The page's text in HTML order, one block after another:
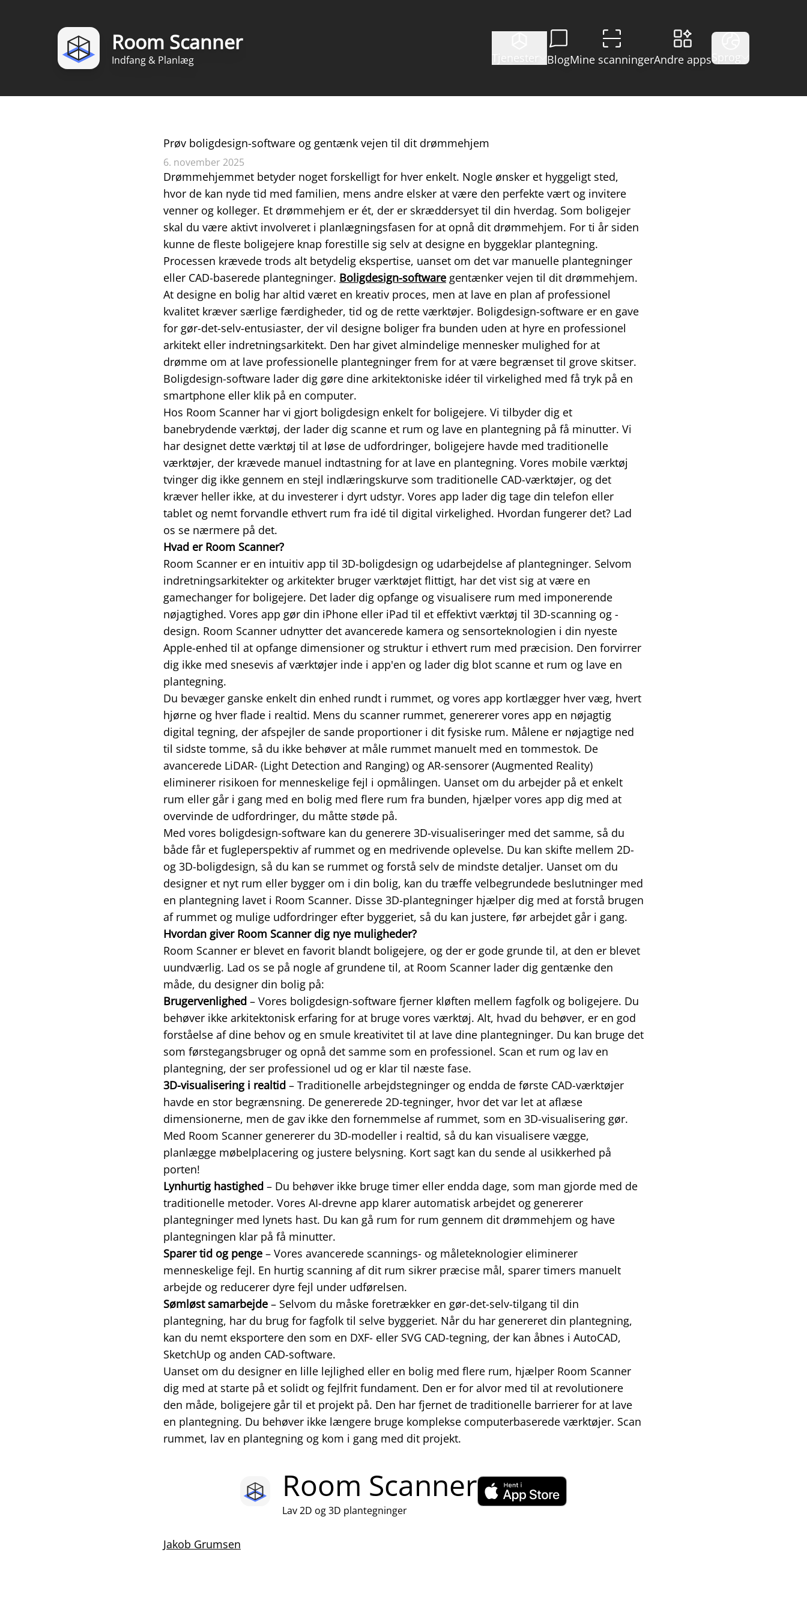
Room Scanner
Indfang & Planlæg Tjenester BlogMine scanningerAndre appsSprog
Prøv boligdesign-software og gentænk vejen til dit drømmehjem
6. november 2025
Drømmehjemmet betyder noget forskelligt for hver enkelt. Nogle ønsker et hyggeligt sted,
hvor de kan nyde tid med familien, mens andre elsker at være den perfekte vært og invitere
venner og kolleger. Et drømmehjem er ét, der er skræddersyet til din hverdag. Som boligejer
skal du være aktivt involveret i planlægningsfasen for at opnå dit drømmehjem. For ti år siden
kunne de fleste boligejere knap forestille sig selv at designe en byggeklar plantegning.
Processen krævede trods alt betydelig ekspertise, uanset om det var manuelle plantegninger
eller CAD-baserede plantegninger. Boligdesign-software gentænker vejen til dit drømmehjem.
At designe en bolig har altid været en kreativ proces, men at lave en plan af professionel
kvalitet kræver særlige færdigheder, tid og de rette værktøjer. Boligdesign-software er en gave
for gør-det-selv-entusiaster, der vil designe boliger fra bunden uden at hyre en professionel
arkitekt eller indretningsarkitekt. Den har givet almindelige mennesker mulighed for at
drømme om at lave professionelle plantegninger frem for at være begrænset til grove skitser.
Boligdesign-software lader dig gøre dine arkitektoniske idéer til virkelighed med få tryk på en
smartphone eller klik på en computer.
Hos Room Scanner har vi gjort boligdesign enkelt for boligejere. Vi tilbyder dig et
banebrydende værktøj, der lader dig scanne et rum og lave en plantegning på få minutter. Vi
har designet dette værktøj til at løse de udfordringer, boligejere havde med traditionelle
værktøjer, der krævede manuel indtastning for at lave en plantegning. Vores mobile værktøj
tvinger dig ikke gennem en stejl indlæringskurve som traditionelle CAD-værktøjer, og det
kræver heller ikke, at du investerer i dyrt udstyr. Vores app lader dig tage din telefon eller
tablet og nemt forvandle ethvert rum fra idé til digital virkelighed. Hvordan fungerer det? Lad
os se nærmere på det.
Hvad er Room Scanner?
Room Scanner er en intuitiv app til 3D-boligdesign og udarbejdelse af plantegninger. Selvom
indretningsarkitekter og arkitekter bruger værktøjet flittigt, har det vist sig at være en
gamechanger for boligejere. Det lader dig opfange og visualisere rum med imponerende
nøjagtighed. Vores app gør din iPhone eller iPad til et effektivt værktøj til 3D-scanning og -
design. Room Scanner udnytter det avancerede kamera og sensorteknologien i din nyeste
Apple-enhed til at opfange dimensioner og struktur i ethvert rum med præcision. Den forvirrer
dig ikke med snesevis af værktøjer inde i app'en og lader dig blot scanne et rum og lave en
plantegning.
Du bevæger ganske enkelt din enhed rundt i rummet, og vores app kortlægger hver væg, hvert
hjørne og hver flade i realtid. Mens du scanner rummet, genererer vores app en nøjagtig
digital tegning, der afspejler de sande proportioner i dit fysiske rum. Målene er nøjagtige ned
til sidste tomme, så du ikke behøver at måle rummet manuelt med en tommestok. De
avancerede LiDAR- (Light Detection and Ranging) og AR-sensorer (Augmented Reality)
eliminerer risikoen for menneskelige fejl i opmålingen. Uanset om du arbejder på et enkelt
rum eller går i gang med en bolig med flere rum fra bunden, hjælper vores app dig med at
overvinde de udfordringer, du måtte støde på.
Med vores boligdesign-software kan du generere 3D-visualiseringer med det samme, så du
både får et fugleperspektiv af rummet og en medrivende oplevelse. Du kan skifte mellem 2D-
og 3D-boligdesign, så du kan se rummet og forstå selv de mindste detaljer. Uanset om du
designer et nyt rum eller bygger om i din bolig, kan du træffe velbegrundede beslutninger med
en plantegning lavet i Room Scanner. Disse 3D-plantegninger hjælper dig med at forstå brugen
af rummet og mulige udfordringer efter byggeriet, så du kan justere, før arbejdet går i gang.
Hvordan giver Room Scanner dig nye muligheder?
Room Scanner er blevet en favorit blandt boligejere, og der er gode grunde til, at den er blevet
uundværlig. Lad os se på nogle af grundene til, at Room Scanner lader dig gentænke den
måde, du designer din bolig på:
Brugervenlighed – Vores boligdesign-software fjerner kløften mellem fagfolk og boligejere. Du
behøver ikke arkitektonisk erfaring for at bruge vores værktøj. Alt, hvad du behøver, er en god
forståelse af dine behov og en smule kreativitet til at lave dine plantegninger. Du kan bruge det
som førstegangsbruger og opnå det samme som en professionel. Scan et rum og lav en
plantegning, der ser professionel ud og er klar til næste fase.
3D-visualisering i realtid – Traditionelle arbejdstegninger og endda de første CAD-værktøjer
havde en stor begrænsning. De genererede 2D-tegninger, hvor det var let at aflæse
dimensionerne, men de gav ikke den fornemmelse af rummet, som en 3D-visualisering gør.
Med Room Scanner genererer du 3D-modeller i realtid, så du kan visualisere vægge,
planlægge møbelplacering og justere belysning. Kort sagt kan du sende al usikkerhed på
porten!
Lynhurtig hastighed – Du behøver ikke bruge timer eller endda dage, som man gjorde med de
traditionelle metoder. Vores AI-drevne app klarer automatisk arbejdet og genererer
plantegninger med lynets hast. Du kan gå rum for rum gennem dit drømmehjem og have
plantegningen klar på få minutter.
Sparer tid og penge – Vores avancerede scannings- og måleteknologier eliminerer
menneskelige fejl. En hurtig scanning af dit rum sikrer præcise mål, sparer timers manuelt
arbejde og reducerer dyre fejl under udførelsen.
Sømløst samarbejde – Selvom du måske foretrækker en gør-det-selv-tilgang til din
plantegning, har du brug for fagfolk til selve byggeriet. Når du har genereret din plantegning,
kan du nemt eksportere den som en DXF- eller SVG CAD-tegning, der kan åbnes i AutoCAD,
SketchUp og anden CAD-software.
Uanset om du designer en lille lejlighed eller en bolig med flere rum, hjælper Room Scanner
dig med at starte på et solidt og fejlfrit fundament. Den er for alvor med til at revolutionere
den måde, boligejere går til et projekt på. Den har fjernet de traditionelle barrierer for at lave
en plantegning. Du behøver ikke længere bruge komplekse computerbaserede værktøjer. Scan
rummet, lav en plantegning og kom i gang med dit projekt.
Room Scanner
Lav 2D og 3D plantegninger
Jakob Grumsen